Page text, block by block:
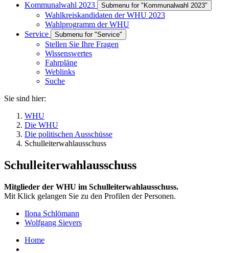
Kommunalwahl 2023
Submenu for "Kommunalwahl 2023"
Wahlkreiskandidaten der WHU 2023
Wahlprogramm der WHU
Service
Submenu for "Service"
Stellen Sie Ihre Fragen
Wissenswertes
Fahrpläne
Weblinks
Suche
Sie sind hier:
WHU
Die WHU
Die politischen Ausschüsse
Schulleiterwahlausschuss
Schulleiterwahlausschuss
Mitglieder der WHU im Schulleiterwahlausschuss.
Mit Klick gelangen Sie zu den Profilen der Personen.
Ilona Schlömann
Wolfgang Sievers
Home